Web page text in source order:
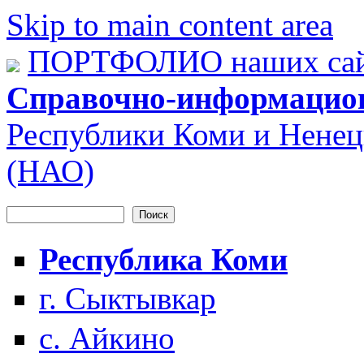
Skip to main content area
ПОРТФОЛИО наших
Справочно-
Республики Коми и
(НАО)
Форма поиска
Республика Коми
г. Сыктывкар
с. Айкино